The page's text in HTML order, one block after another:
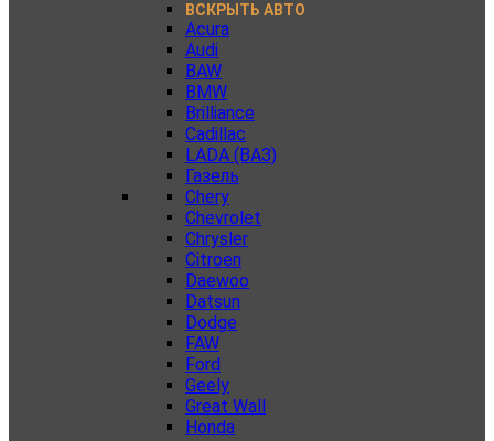
ВСКРЫТЬ АВТО
Acura
Audi
BAW
BMW
Brilliance
Cadillac
LADA (ВАЗ)
Газель
Chery
Chevrolet
Chrysler
Citroen
Daewoo
Datsun
Dodge
FAW
Ford
Geely
Great Wall
Honda